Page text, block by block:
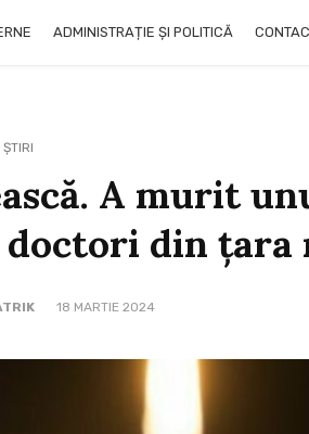
ADMINISTRAȚIE ȘI POLITICĂ
ȘTIRI
A murit
din țara
18 MARTIE 2024